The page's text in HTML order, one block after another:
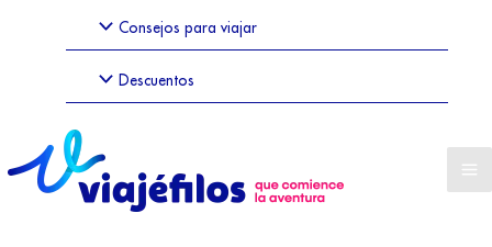
Consejos para viajar
Descuentos